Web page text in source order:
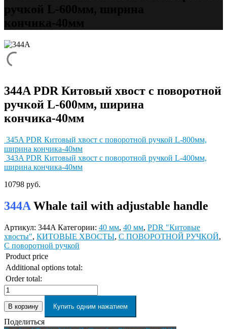
344A PDR Китовый хвост с поворотной
ручкой L-600мм, ширина
кончика-40мм
345A PDR Китовый хвост с поворотной ручкой L-800мм,
ширина кончика-40мм
343A PDR Китовый хвост с поворотной ручкой L-400мм,
ширина кончика-40мм
10798 руб.
344A Whale tail with adjustable handle
Артикул: 344A Категории: 40 мм, 40 мм, PDR "Китовые
хвосты", КИТОВЫЕ ХВОСТЫ, С ПОВОРОТНОЙ РУЧКОЙ,
С поворотной ручкой
Product price
Additional options total:
Order total:
В корзину Купить одним нажатием
Поделиться